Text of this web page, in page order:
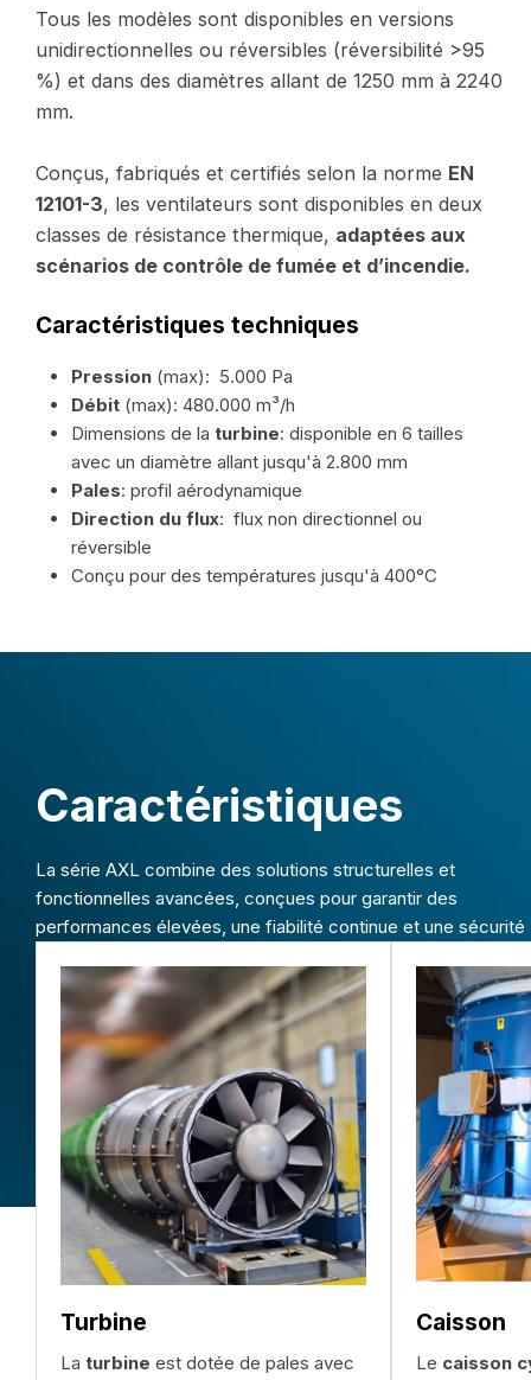
Tous les modèles sont disponibles en versions
unidirectionnelles ou réversibles (réversibilité >95
%) et dans des diamètres allant de 1250 mm à 2240
mm.
Conçus, fabriqués et certifiés selon la norme EN
12101-3, les ventilateurs sont disponibles en deux
classes de résistance thermique, adaptées aux
scénarios de contrôle de fumée et d’incendie.
Caractéristiques techniques
Pression (max): 5.000 Pa
Débit (max): 480.000 m³/h
Dimensions de laturbine: disponible en 6 tailles
avec un diamètre allant jusqu'à 2.800 mm
Pales: profil aérodynamique
Direction du flux: flux non directionnel ou
réversible
Conçu pour des températures jusqu'à 400°C
Caractéristiques
La série AXL combine des solutions structurelles et
fonctionnelles avancées, conçues pour garantir des
performances élevées, une fiabilité continue et une sécurité
Turbine
Laturbine est dotée de pales avec
Caisson
Le caisson